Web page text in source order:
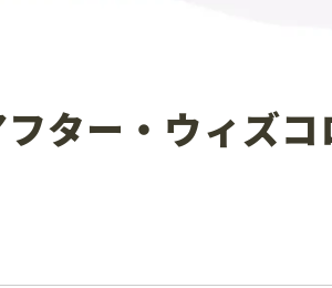
フター・ウィズ